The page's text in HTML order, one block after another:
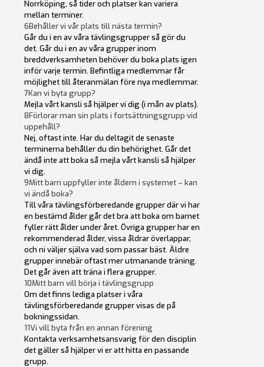
Norrköping, så tider och platser kan variera
mellan terminer.
6Behåller vi vår plats till nästa termin?
Går du i en av våra tävlingsgrupper så gör du
det. Går du i en av våra grupper inom
breddverksamheten behöver du boka plats igen
inför varje termin. Befintliga medlemmar får
möjlighet till återanmälan före nya medlemmar.
7Kan vi byta grupp?
Mejla vårt kansli så hjälper vi dig (i mån av plats).
8Förlorar man sin plats i fortsättningsgrupp vid
uppehåll?
Nej, oftast inte. Har du deltagit de senaste
terminerna behåller du din behörighet. Går det
ändå inte att boka så mejla vårt kansli så hjälper
vi dig.
9Mitt barn uppfyller inte åldern i systemet – kan
vi ändå boka?
Till våra tävlingsförberedande grupper där vi har
en bestämd ålder går det bra att boka om barnet
fyller rätt ålder under året. Övriga grupper har en
rekommenderad ålder, vissa åldrar överlappar,
och ni väljer själva vad som passar bäst. Äldre
grupper innebär oftast mer utmanande träning.
Det går även att träna i flera grupper.
10Mitt barn vill börja i tävlingsgrupp
Om det finns lediga platser i våra
tävlingsförberedande grupper visas de på
bokningssidan.
11Vi vill byta från en annan förening
Kontakta verksamhetsansvarig för den disciplin
det gäller så hjälper vi er att hitta en passande
grupp.